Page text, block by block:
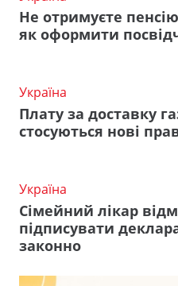
Не отримуєте
як оформити
Україна
Плату за доставку
стосуються нові
Україна
Сімейний лікар
підписувати
законно